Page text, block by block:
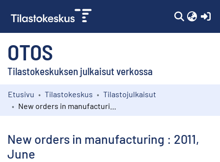
OTOS
Tilastokeskuksen julkaisut verkossa
Kokoelmat
Etusivu Tilastokeskus
Tilastojulkaisut
New orders in manufacturing : 2011,
June